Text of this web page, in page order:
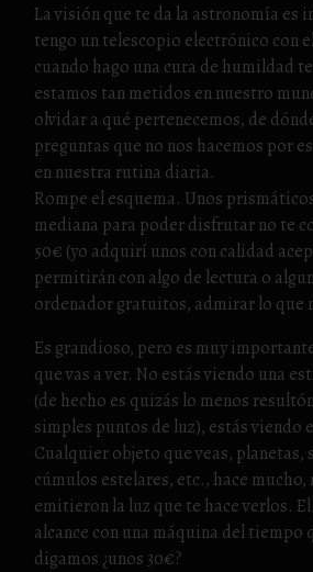
La visión que te da la astronomía es
tengo un telescopio electrónico con
cuando hago una cura de humildad
estamos tan metidos en nuestro
olvidar a qué pertenecemos, de
preguntas que no nos hacemos por
en nuestra rutina diaria.
Rompe el esquema. Unos
mediana para poder disfrutar no te
50€ (yo adquirí unos con calidad
permitirán con algo de lectura o
ordenador gratuitos, admirar lo que
Es grandioso, pero es muy
que vas a ver. No estás viendo una
(de hecho es quizás lo menos
simples puntos de luz), estás viendo
Cualquier objeto que veas, planetas,
cúmulos estelares, etc., hace
emitieron la luz que te hace verlos.
alcance con una máquina del tiempo
digamos ¿unos 30€?